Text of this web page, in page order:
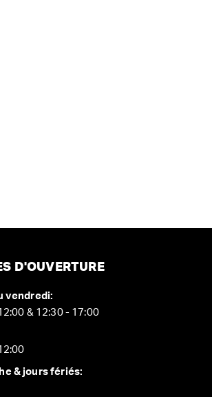
D'OUVERTURE
vendredi:
& 12:30 - 17:00
& jours fériés: